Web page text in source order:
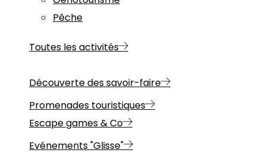
Pêche
Toutes les activités
Découverte des savoir-faire
Promenades touristiques
Escape games & Co
Evénements "Glisse"